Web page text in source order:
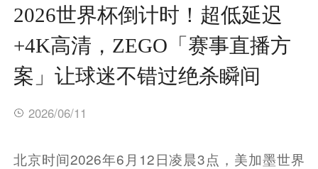
2026世界杯倒计时！超低延迟
+4K高清，ZEGO「赛事直播方
案」让球迷不错过绝杀瞬间
2026/06/11
北京时间2026年6月12日凌晨3点，美加墨世界